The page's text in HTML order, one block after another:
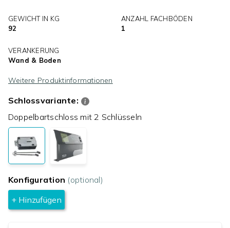
GEWICHT IN KG
92
ANZAHL FACHBÖDEN
1
VERANKERUNG
Wand & Boden
Weitere Produktinformationen
Schlossvariante:
Doppelbartschloss mit 2 Schlüsseln
Konfiguration (optional)
+ Hinzufügen